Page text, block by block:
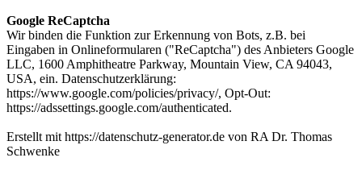
Google ReCaptcha
Wir binden die Funktion zur Erkennung von Bots, z.B. bei
Eingaben in Onlineformularen ("ReCaptcha") des Anbieters Google
LLC, 1600 Amphitheatre Parkway, Mountain View, CA 94043,
USA, ein. Datenschutzerklärung:
https://www.google.com/policies/privacy/, Opt-Out:
https://adssettings.google.com/authenticated.
Erstellt mit https://datenschutz-generator.de von RA Dr. Thomas
Schwenke